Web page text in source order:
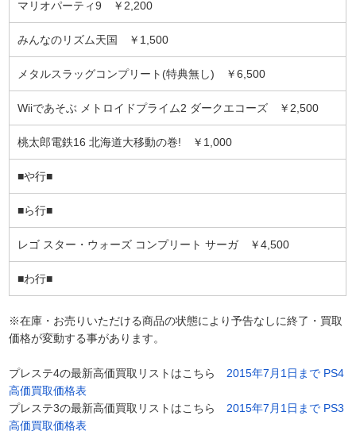
マリオパーティ9 ￥2,200
みんなのリズム天国 ￥1,500
メタルスラッグコンプリート(特典無し) ￥6,500
Wiiであそぶ メトロイドプライム2 ダークエコーズ ￥2,500
桃太郎電鉄16 北海道大移動の巻! ￥1,000
■や行■
■ら行■
レゴ スター・ウォーズ コンプリート サーガ ￥4,500
■わ行■
※在庫・お売りいただける商品の状態により予告なしに終了・買取
価格が変動する事があります。
プレステ4の最新高価買取リストはこちら 2015年7月1日まで PS4
高価買取価格表
プレステ3の最新高価買取リストはこちら 2015年7月1日まで PS3
高価買取価格表